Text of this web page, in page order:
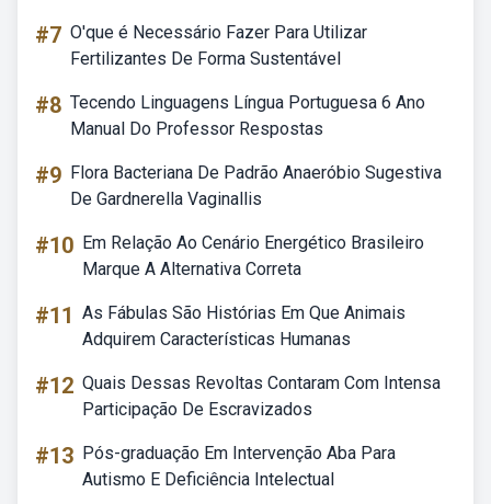
#7 O'que é Necessário Fazer Para Utilizar
Fertilizantes De Forma Sustentável
#8 Tecendo Linguagens Língua Portuguesa 6 Ano
Manual Do Professor Respostas
#9 Flora Bacteriana De Padrão Anaeróbio Sugestiva
De Gardnerella Vaginallis
#10 Em Relação Ao Cenário Energético Brasileiro
Marque A Alternativa Correta
#11 As Fábulas São Histórias Em Que Animais
Adquirem Características Humanas
#12 Quais Dessas Revoltas Contaram Com Intensa
Participação De Escravizados
#13 Pós-graduação Em Intervenção Aba Para
Autismo E Deficiência Intelectual